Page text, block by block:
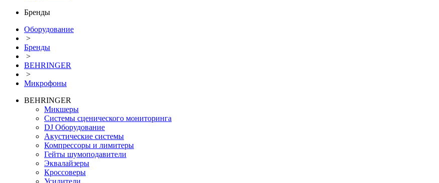
Бренды
Оборудование
>
Бренды
>
BEHRINGER
>
Микрофоны
BEHRINGER
Микшеры
Системы сценического мониторинга
DJ Оборудование
Акустические системы
Компрессоры и лимитеры
Гейты шумоподавители
Эквалайзеры
Кроссоверы
Усилители